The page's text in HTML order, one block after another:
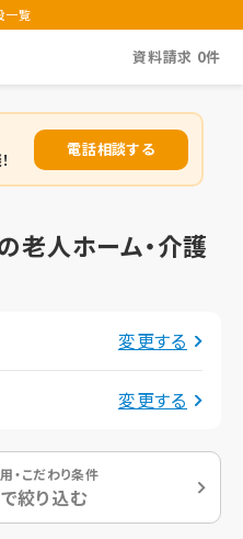
一覧
資料請求 0件
電話相談する
人ホーム・介護
変更する
変更する
・こだわり条件
絞り込む